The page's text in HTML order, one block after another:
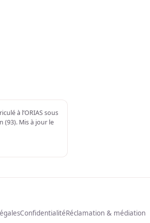
à l’ORIAS sous
(93). Mis à jour le
ConfidentialitéRéclamation & médiation